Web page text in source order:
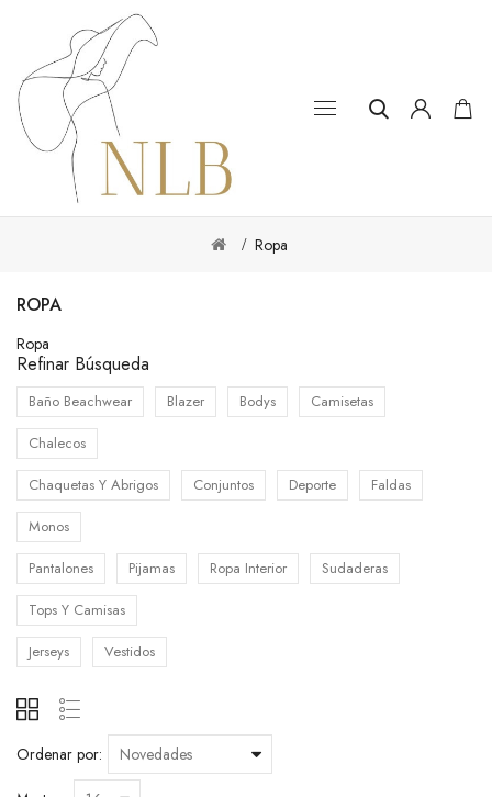
Ropa
ROPA
Ropa
Refinar Búsqueda
Baño Beachwear Blazer Bodys
Camisetas
Chalecos
Chaquetas Y Abrigos
Conjuntos Deporte
Faldas
Monos
Pantalones
Pijamas Ropa Interior
Sudaderas
Tops Y Camisas
Jerseys
Vestidos
Ordenar por: